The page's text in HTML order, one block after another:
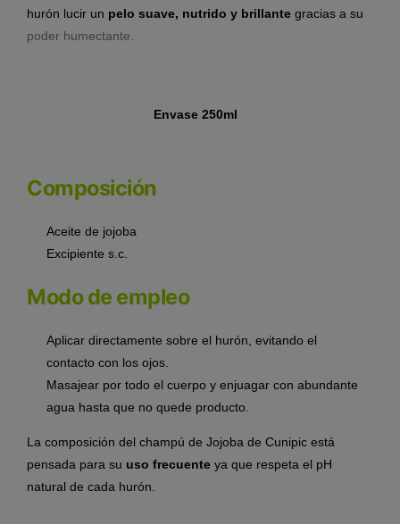
hurón lucir un pelo suave, nutrido y brillante gracias a su
poder humectante.
Envase 250ml
Composición
Aceite de jojoba
Excipiente s.c.
Modo de empleo
Aplicar directamente sobre el hurón, evitando el
contacto con los ojos.
Masajear por todo el cuerpo y enjuagar con abundante
agua hasta que no quede producto.
La composición del champú de Jojoba de Cunipic está
pensada para su uso frecuente ya que respeta el pH
natural de cada hurón.